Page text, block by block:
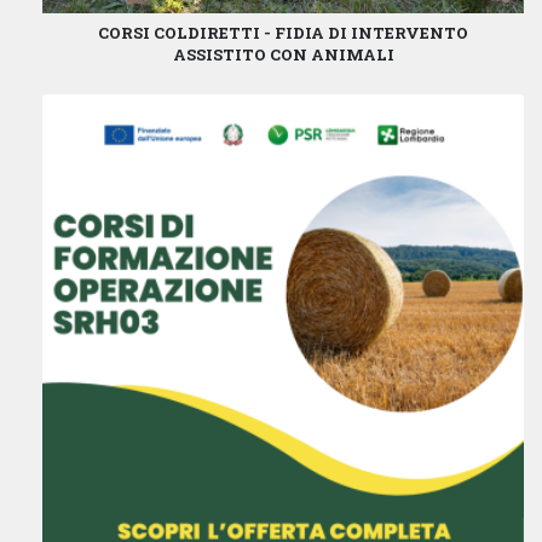
CORSI COLDIRETTI - FIDIA DI INTERVENTO
ASSISTITO CON ANIMALI